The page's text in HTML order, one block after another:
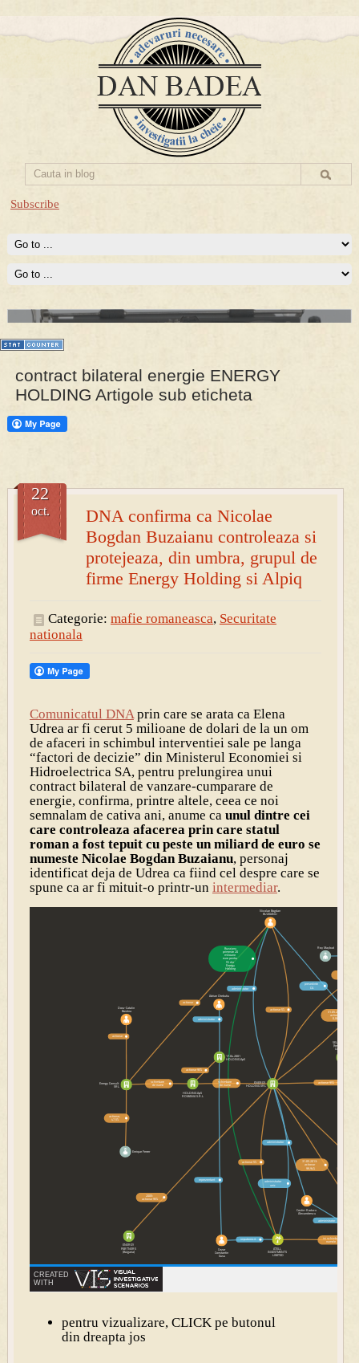
Subscribe
PRESA
Prima mea carte publicata (Nemira)
Averea Presedintelui: prima lucrare despre controversatele
conturi secrete ale Securitatii.
contract bilateral energie ENERGY
HOLDING Artigole sub eticheta
DNA confirma ca Nicolae
Bogdan Buzaianu controleaza si
protejeaza, din umbra, grupul de
firme Energy Holding si Alpiq
22
oct.
Categorie: mafie romaneasca, Securitate
nationala
Comunicatul DNAprin care se arata ca Elena
Udrea ar fi cerut 5 milioane de dolari de la un om
de afaceri in schimbul interventiei sale pe langa
“factori de decizie” din Ministerul Economiei si
Hidroelectrica SA, pentru prelungirea unui
contract bilateral de vanzare-cumparare de
energie, confirma, printre altele, ceea ce noi
semnalam de cativa ani, anume ca unul dintre cei
care controleaza afacerea prin care statul
roman a fost tepuit cu peste un miliard de euro se
numeste Nicolae Bogdan Buzaianu, personaj
identificat deja de Udrea ca fiind cel despre care se
spune ca ar fi mituit-o printr-un intermediar.
pentru vizualizare, CLICK pe butonul
din dreapta jos